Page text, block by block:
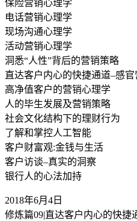
保险营销心理学
电话营销心理学
现场沟通心理学
活动营销心理学
洞悉“人性”背后的营销策略
直达客户内心的快捷通道–感官
高净值客户的营销心理学
人的毕生发展及营销策略
社会文化结构下的理财行为
了解和掌控人工智能
客户财富观:金钱与生活
客户访谈–真实的洞察
银行人的心法加持
2018年6月4日
修炼篇09|直达客户内心的快捷